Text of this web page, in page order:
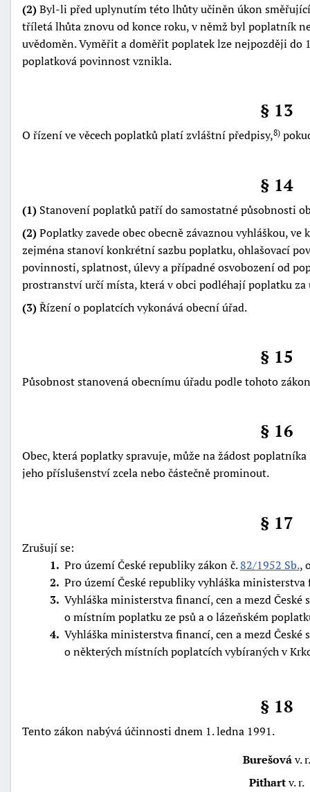
(2)Byl-li před uplynutím této lhůty učiněn úkon
tříletá lhůta znovu od konce roku, v němž byl poplatník
uvědoměn. Vyměřit a doměřit poplatek lze nejpozději do
poplatková povinnost vznikla.
§ 13
O řízení ve věcech poplatků platí zvláštní předpisy,8)
§ 14
(1) Stanovení poplatků patří do samostatné působnosti
(2)Poplatky zavede obec obecně závaznou vyhláškou,
zejména stanoví konkrétní sazbu poplatku, ohlašovací
povinnosti, splatnost, úlevy a případné osvobození od
prostranství určí místa, která v obci podléhají poplatku
(3)Řízení o poplatcích vykonává obecní úřad.
§ 15
Působnost stanovená obecnímu úřadu podle tohoto
§ 16
Obec, která poplatky spravuje, může na žádost
jeho příslušenství zcela nebo částečně prominout.
§ 17
Zrušují se:
1 Pro území České republiky zákon č.82/1952 Sb.,
2 Pro území České republiky vyhláška
3 Vyhláška ministerstva financí, cen a mezd
o místním poplatku ze psů a o lázeňském
4 Vyhláška ministerstva financí, cen a mezd
o některých místních poplatcích vybíraných v
§ 18
Tento zákon nabývá účinnosti dnem 1. ledna 1991.
Burešováv. r.
Pithartv. r.